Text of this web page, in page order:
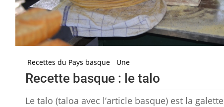
Recettes du Pays basque Une
Recette basque : le talo
Le talo (taloa avec l’article basque) est la galette